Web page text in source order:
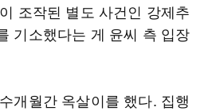
조작된 별도 사건인 강제추
기소했다는 게 윤씨 측 입장
개월간 옥살이를 했다. 집행